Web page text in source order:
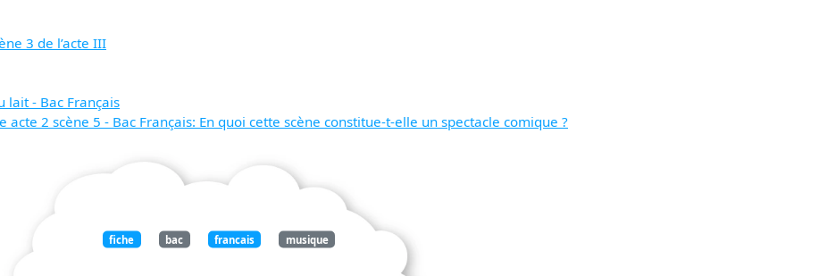
3 de l’acte III
lait - Bac Français
2 scène 5 - Bac Français: En quoi cette scène constitue-t-elle un spectacle comique ?
fiche bac francais musique